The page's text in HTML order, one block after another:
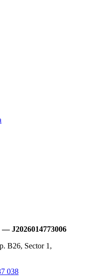
J2026014773006
B26, Sector 1,
038